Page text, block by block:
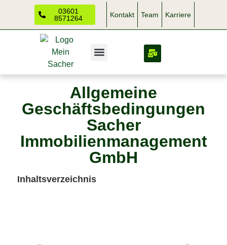
03601
8571264
Kontakt Team Karriere
Allgemeine
Geschäftsbedingungen
Sacher
Immobilienmanagement
GmbH
Inhaltsverzeichnis